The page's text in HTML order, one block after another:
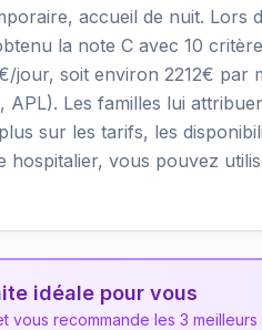
accueil de nuit. Lors
la note C avec 10
jour, soit environ 2212€ par
Les familles lui
sur les tarifs, les
hospitalier, vous pouvez
idéale pour vous
recommande les 3 meilleurs